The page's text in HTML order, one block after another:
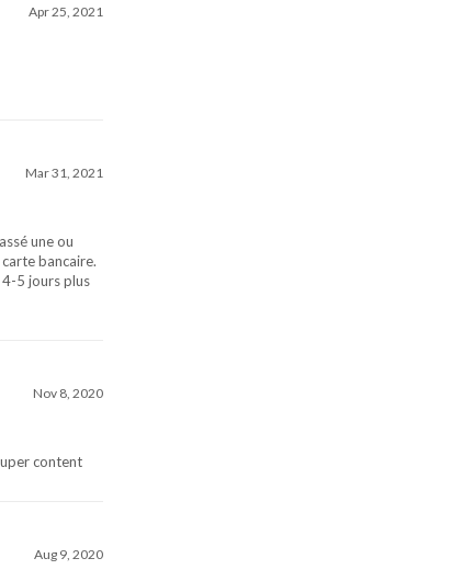
Apr 25, 2021
Mar 31, 2021
une ou
bancaire.
5 jours plus
Nov 8, 2020
content
Aug 9, 2020